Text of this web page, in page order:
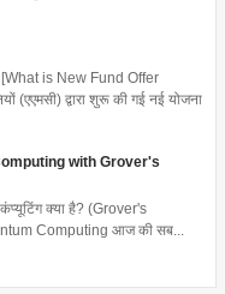
is New Fund Offer
द्वारा शुरू की गई नई योजना
with Grover's
क्या है? (Grover's
Computing आज की सब...